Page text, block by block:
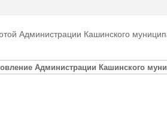
Администрации Кашинского
Администрации Кашинского